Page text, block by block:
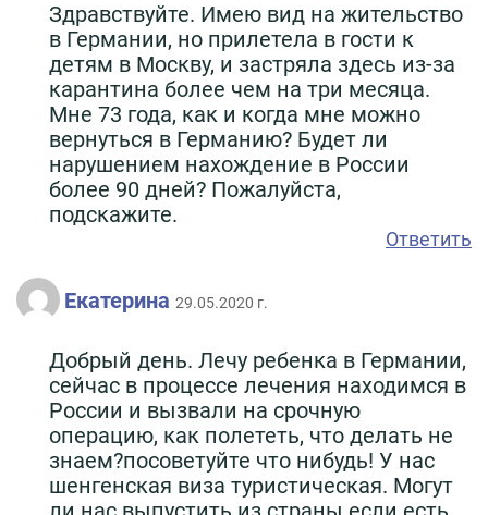
Здравствуйте. Имею вид на жительство
в Германии, но прилетела в гости к
детям в Москву, и застряла здесь из-за
карантина более чем на три месяца.
Мне 73 года, как и когда мне можно
вернуться в Германию? Будет ли
нарушением нахождение в России
более 90 дней? Пожалуйста,
подскажите.
Ответить
Екатерина 29.05.2020 г.
Добрый день. Лечу ребенка в Германии,
сейчас в процессе лечения находимся в
России и вызвали на срочную
операцию, как полететь, что делать не
знаем?посоветуйте что нибудь! У нас
шенгенская виза туристическая. Могут